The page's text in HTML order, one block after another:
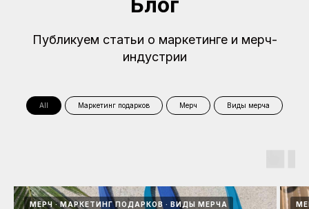
Публикуем статьи о маркетинге и мерч-
индустрии
All Маркетинг подарков Мерч Виды мерча
МЕРЧ МАРКЕТИНГ ПОДАРКОВ ВИДЫ МЕРЧА